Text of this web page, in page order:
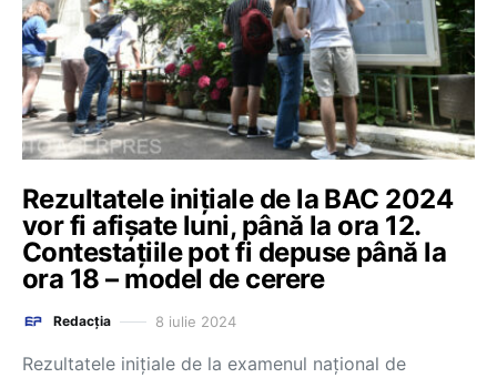
Rezultatele inițiale de la BAC 2024
vor fi afișate luni, până la ora 12.
Contestațiile pot fi depuse până la
ora 18 – model de cerere
Redacția 8 iulie 2024
Rezultatele inițiale de la examenul național de